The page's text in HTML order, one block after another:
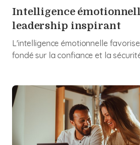
Intelligence
leadership inspirant
L'intelligence émotionnelle
fondé sur la confiance et la